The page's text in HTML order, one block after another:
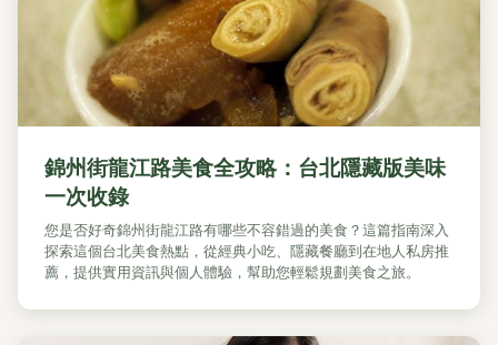
錦州街龍江路美食全攻略：台北隱藏版美味
一次收錄
您是否好奇錦州街龍江路有哪些不容錯過的美食？這篇指南深入
探索這個台北美食熱點，從經典小吃、隱藏餐廳到在地人私房推
薦，提供實用資訊與個人體驗，幫助您輕鬆規劃美食之旅。